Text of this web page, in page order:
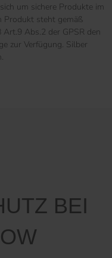
um sichere Produkte im
Produkt steht gemäß
Abs.2 der GPSR den
zur Verfügung. Silber
BEI